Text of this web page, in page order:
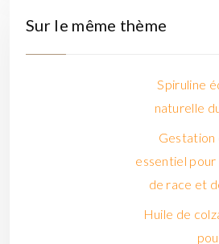
Sur le même thème
Spiruline
naturelle
Gestation
essentiel pour
de race et
Huile de